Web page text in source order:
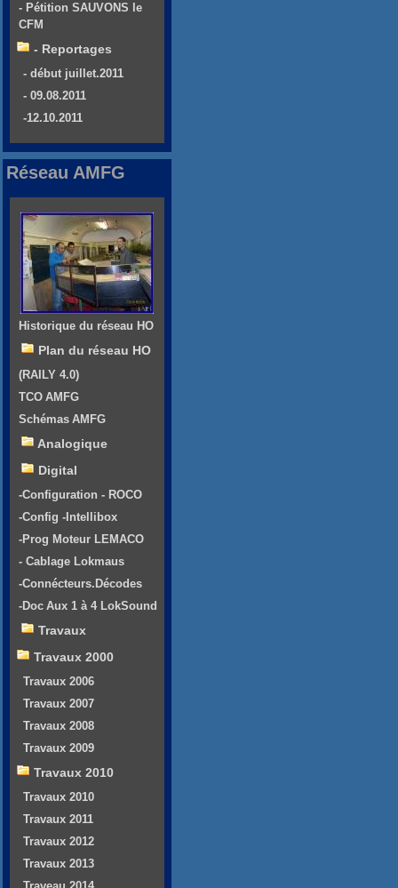
- Pétition SAUVONS le
CFM
- Reportages
- début juillet.2011
- 09.08.2011
-12.10.2011
Réseau AMFG
Historique du réseau HO
Plan du réseau HO
(RAILY 4.0)
TCO AMFG
Schémas AMFG
Analogique
Digital
-Configuration - ROCO
-Config -Intellibox
-Prog Moteur LEMACO
- Cablage Lokmaus
-Connécteurs.Décodes
-Doc Aux 1 à 4 LokSound
Travaux
Travaux 2000
Travaux 2006
Travaux 2007
Travaux 2008
Travaux 2009
Travaux 2010
Travaux 2010
Travaux 2011
Travaux 2012
Travaux 2013